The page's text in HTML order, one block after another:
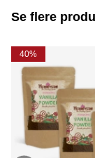
havsalt kan
Se flere
40%